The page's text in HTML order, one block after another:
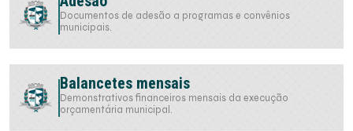
Documentos de adesão a programas e convênios
municipais.
Balancetes mensais
Demonstrativos financeiros mensais da execução
orçamentária municipal.